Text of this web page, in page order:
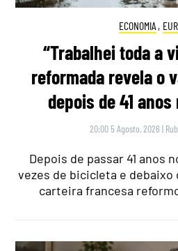
ECONOMIA ,
“Trabalhei toda a
reformada revela o
depois de 41
20:00 5 Agosto, 2026 |
Depois de passar 41 anos
vezes de bicicleta e debaixo
carteira francesa